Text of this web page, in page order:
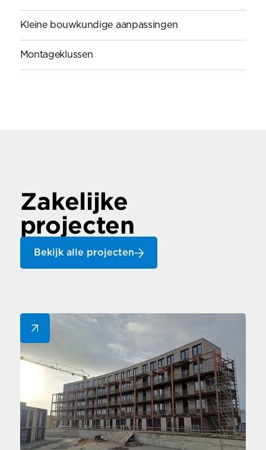
Kleine bouwkundige aanpassingen
Montageklussen
Zakelijke
projecten
Bekijk alle projecten